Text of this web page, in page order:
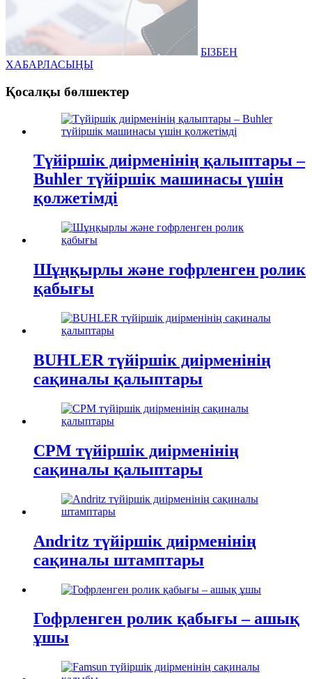
БІЗБЕН
ХАБАРЛАСЫҢЫ
Қосалқы бөлшектер
Түйіршік диірменінің қалыптары –
Buhler түйіршік машинасы үшін
қолжетімді
Шұңқырлы және гофрленген ролик
қабығы
BUHLER түйіршік диірменінің
сақиналы қалыптары
CPM түйіршік диірменінің
сақиналы қалыптары
Andritz түйіршік диірменінің
сақиналы штамптары
Гофрленген ролик қабығы – ашық
ұшы